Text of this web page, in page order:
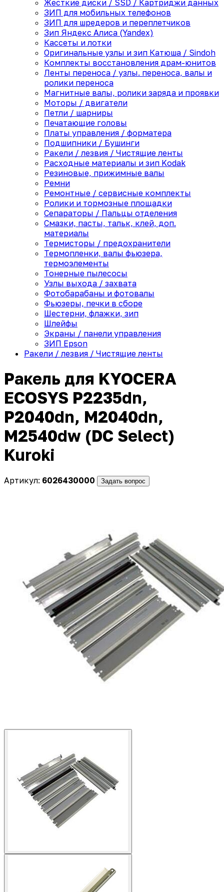
Жесткие диски / SSD / Картриджи данных
ЗИП для мобильных телефонов
ЗИП для шредеров и переплетчиков
Зип Яндекс Алиса (Yandex)
Кассеты и лотки
Оригинальные узлы и зип Катюша / Sindoh
Комплекты восстановления драм-юнитов
Ленты переноса / узлы. переноса, валы и
ролики переноса
Магнитные валы, ролики заряда и проявки
Моторы / двигатели
Петли / шарниры
Печатающие головы
Платы управления / форматера
Подшипники / Бушинги
Ракели / лезвия / Чистящие ленты
Расходные материалы и зип Kodak
Резиновые, прижимные валы
Ремни
Ремонтные / сервисные комплекты
Ролики и тормозные площадки
Сепараторы / Пальцы отделения
Смазки, пасты, тальк, клей, доп.
материалы
Термисторы / предохранители
Термопленки, валы фьюзера,
термоэлементы
Тонерные пылесосы
Узлы выхода / захвата
Фотобарабаны и фотовалы
Фьюзеры, печки в сборе
Шестерни, флажки, зип
Шлейфы
Экраны / панели управления
ЗИП Epson
Ракели / лезвия / Чистящие ленты
Ракель для KYOCERA
ECOSYS P2235dn,
P2040dn, M2040dn,
M2540dw (DC Select)
Kuroki
Артикул: 6026430000 Задать вопрос